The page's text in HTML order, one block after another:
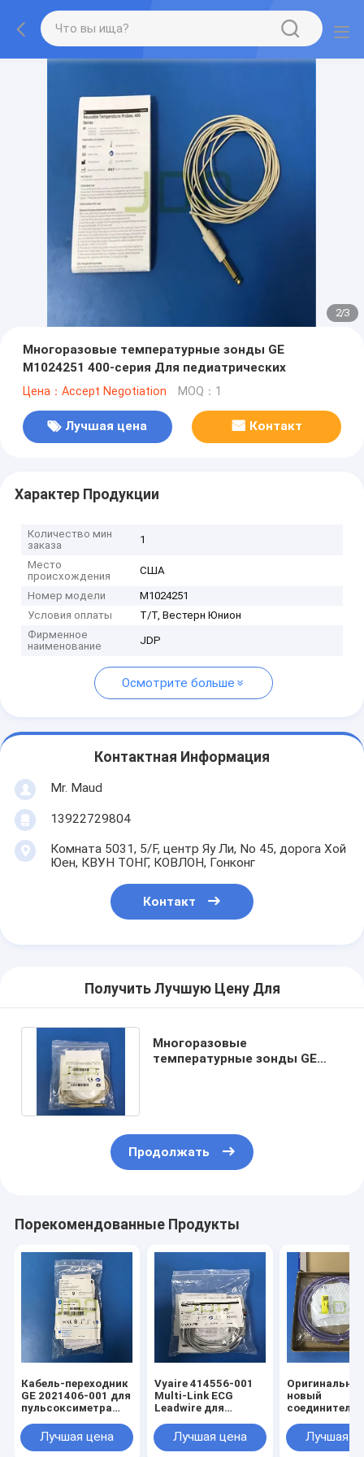
2/3
Многоразовые температурные зонды GE
M1024251 400-серия Для педиатрических
Цена：Accept Negotiation MOQ：1
Лучшая цена Контакт
Характер Продукции
Количество мин
заказа
1
Место
происхождения
США
Номер модели
М1024251
Условия оплаты
Т/Т, Вестерн Юнион
Фирменное
наименование
JDP
Осмотрите больше
Контактная Информация
Mr. Maud
13922729804
Комната 5031, 5/F, центр Яу Ли, No 45, дорога Хой
Юен, КВУН ТОНГ, КОВЛОН, Гонконг
Контакт
Получить Лучшую Цену Для
Многоразовые
температурные зонды GE
Продолжать
Порекомендованные Продукты
Кабель-переходник
GE 2021406-001 для
пульсоксиметра
пациента
Лучшая цена
Vyaire 414556-001
Multi-Link ECG
Leadwire для
мониторов
пациентов
Лучшая цена
новый
MP00953 для
монитора
Лучшая